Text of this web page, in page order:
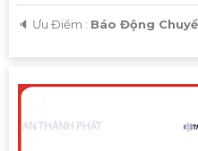
️🔈 Ưu Điểm : Báo Động